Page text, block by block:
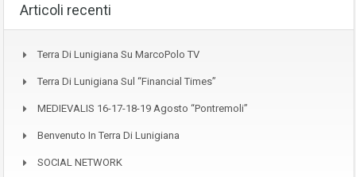
Articoli recenti
Terra Di Lunigiana Su MarcoPolo TV
Terra Di Lunigiana Sul “Financial Times”
MEDIEVALIS 16-17-18-19 Agosto “Pontremoli”
Benvenuto In Terra Di Lunigiana
SOCIAL NETWORK